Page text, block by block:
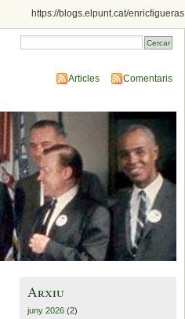
https://blogs.elpunt.cat/enricfigueras
Articles Comentaris
Arxiu
juny 2026 (2)